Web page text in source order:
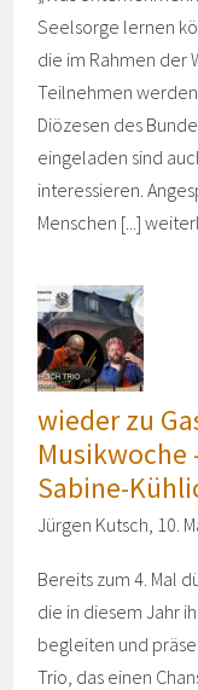
Seelsorge lernen
die im Rahmen der
Teilnehmen
Diözesen des
eingeladen sind
interessieren.
Menschen [...]
wieder zu
Musikwoche
Sabine-
Jürgen Kutsch, 10.
Bereits zum 4. Mal
die in diesem Jahr
begleiten und
Trio, das einen